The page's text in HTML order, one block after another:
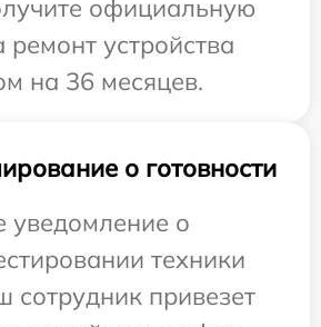
официальную
устройства
на 36 месяцев.
о готовности
уведомление о
техники
сотрудник привезет